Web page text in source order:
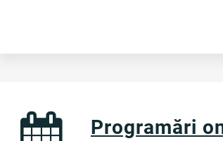
Programări